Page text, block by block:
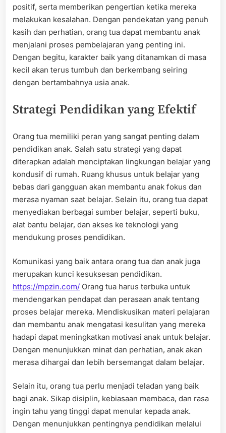
positif, serta memberikan pengertian ketika mereka
melakukan kesalahan. Dengan pendekatan yang penuh
kasih dan perhatian, orang tua dapat membantu anak
menjalani proses pembelajaran yang penting ini.
Dengan begitu, karakter baik yang ditanamkan di masa
kecil akan terus tumbuh dan berkembang seiring
dengan bertambahnya usia anak.
Strategi Pendidikan yang Efektif
Orang tua memiliki peran yang sangat penting dalam
pendidikan anak. Salah satu strategi yang dapat
diterapkan adalah menciptakan lingkungan belajar yang
kondusif di rumah. Ruang khusus untuk belajar yang
bebas dari gangguan akan membantu anak fokus dan
merasa nyaman saat belajar. Selain itu, orang tua dapat
menyediakan berbagai sumber belajar, seperti buku,
alat bantu belajar, dan akses ke teknologi yang
mendukung proses pendidikan.
Komunikasi yang baik antara orang tua dan anak juga
merupakan kunci kesuksesan pendidikan.
https://mpzin.com/ Orang tua harus terbuka untuk
mendengarkan pendapat dan perasaan anak tentang
proses belajar mereka. Mendiskusikan materi pelajaran
dan membantu anak mengatasi kesulitan yang mereka
hadapi dapat meningkatkan motivasi anak untuk belajar.
Dengan menunjukkan minat dan perhatian, anak akan
merasa dihargai dan lebih bersemangat dalam belajar.
Selain itu, orang tua perlu menjadi teladan yang baik
bagi anak. Sikap disiplin, kebiasaan membaca, dan rasa
ingin tahu yang tinggi dapat menular kepada anak.
Dengan menunjukkan pentingnya pendidikan melalui